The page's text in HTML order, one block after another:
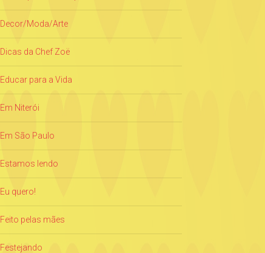
Decor/Moda/Arte
Dicas da Chef Zoë
Educar para a Vida
Em Niterói
Em São Paulo
Estamos lendo
Eu quero!
Feito pelas mães
Festejando